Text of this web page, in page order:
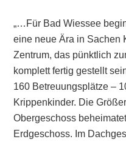
„…Für Bad Wiessee
eine neue Ära in Sachen
Zentrum, das pünktlich
komplett fertig gestellt
160 Betreuungsplätze –
Krippenkinder. Die
Obergeschoss
Erdgeschoss. Im